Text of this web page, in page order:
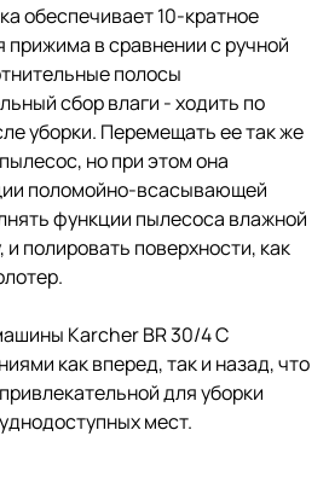
обеспечивает 10-кратное
прижима в сравнении с ручной
полосы
сбор влаги - ходить по
уборки. Перемещать ее так же
но при этом она
поломойно-всасывающей
функции пылесоса влажной
и полировать поверхности, как
Karcher BR 30/4 C
как вперед, так и назад, что
для уборки
мест.